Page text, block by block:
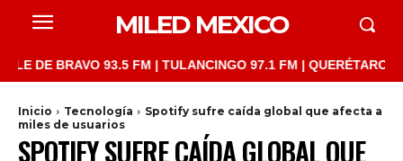
MILED MEXICO
BRAVO 93.5 FM | TULANCINGO 97.1 FM | QUERÉTARO
Inicio Tecnología
Spotify sufre caída global que afecta a
miles de usuarios
SPOTIFY SUFRE CAÍDA GLOBAL QUE